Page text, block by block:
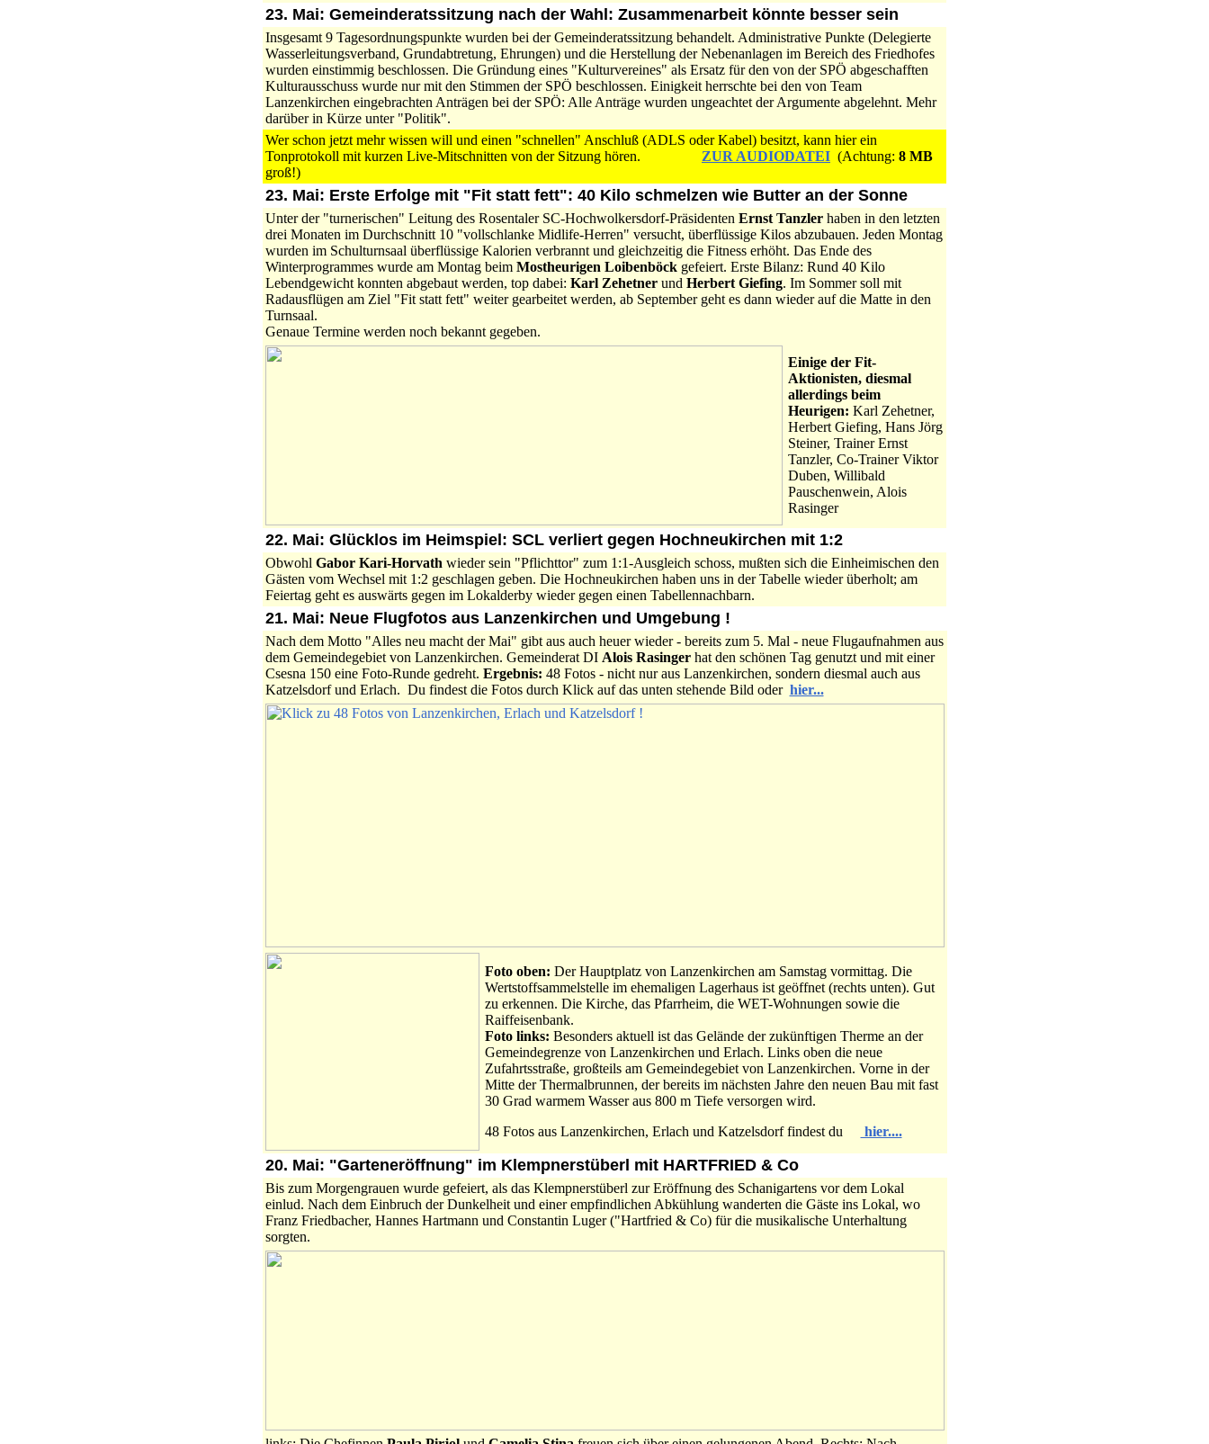
23. Mai: Gemeinderatssitzung nach der Wahl: Zusammenarbeit könnte besser sein
Insgesamt 9 Tagesordnungspunkte wurden bei der Gemeinderatssitzung behandelt. Administrative Punkte (Delegierte
Wasserleitungsverband, Grundabtretung, Ehrungen) und die Herstellung der Nebenanlagen im Bereich des Friedhofes
wurden einstimmig beschlossen. Die Gründung eines "Kulturvereines" als Ersatz für den von der SPÖ abgeschafften
Kulturausschuss wurde nur mit den Stimmen der SPÖ beschlossen. Einigkeit herrschte bei den von Team
Lanzenkirchen eingebrachten Anträgen bei der SPÖ: Alle Anträge wurden ungeachtet der Argumente abgelehnt. Mehr
darüber in Kürze unter "Politik".
Wer schon jetzt mehr wissen will und einen "schnellen" Anschluß (ADLS oder Kabel) besitzt, kann hier ein
Tonprotokoll mit kurzen Live-Mitschnitten von der Sitzung hören. ZUR AUDIODATEI (Achtung: 8 MB
groß!)
23. Mai: Erste Erfolge mit "Fit statt fett": 40 Kilo schmelzen wie Butter an der Sonne
Unter der "turnerischen" Leitung des Rosentaler SC-Hochwolkersdorf-Präsidenten Ernst Tanzler haben in den letzten
drei Monaten im Durchschnitt 10 "vollschlanke Midlife-Herren" versucht, überflüssige Kilos abzubauen. Jeden Montag
wurden im Schulturnsaal überflüssige Kalorien verbrannt und gleichzeitig die Fitness erhöht. Das Ende des
Winterprogrammes wurde am Montag beim Mostheurigen Loibenböck gefeiert. Erste Bilanz: Rund 40 Kilo
Lebendgewicht konnten abgebaut werden, top dabei: Karl Zehetner und Herbert Giefing. Im Sommer soll mit
Radausflügen am Ziel "Fit statt fett" weiter gearbeitet werden, ab September geht es dann wieder auf die Matte in den
Turnsaal.
Genaue Termine werden noch bekannt gegeben.
Einige der Fit-
Aktionisten, diesmal
allerdings beim
Heurigen: Karl Zehetner,
Herbert Giefing, Hans Jörg
Steiner, Trainer Ernst
Tanzler, Co-Trainer Viktor
Duben, Willibald
Pauschenwein, Alois
Rasinger
22. Mai: Glücklos im Heimspiel: SCL verliert gegen Hochneukirchen mit 1:2
Obwohl Gabor Kari-Horvath wieder sein "Pflichttor" zum 1:1-Ausgleich schoss, mußten sich die Einheimischen den
Gästen vom Wechsel mit 1:2 geschlagen geben. Die Hochneukirchen haben uns in der Tabelle wieder überholt; am
Feiertag geht es auswärts gegen im Lokalderby wieder gegen einen Tabellennachbarn.
21. Mai: Neue Flugfotos aus Lanzenkirchen und Umgebung !
Nach dem Motto "Alles neu macht der Mai" gibt aus auch heuer wieder - bereits zum 5. Mal - neue Flugaufnahmen aus
dem Gemeindegebiet von Lanzenkirchen. Gemeinderat DI Alois Rasingerhat den schönen Tag genutzt und mit einer
Csesna 150 eine Foto-Runde gedreht. Ergebnis: 48 Fotos - nicht nur aus Lanzenkirchen, sondern diesmal auch aus
Katzelsdorf und Erlach. Du findest die Fotos durch Klick auf das unten stehende Bild oder hier...
Foto oben: Der Hauptplatz von Lanzenkirchen am Samstag vormittag. Die
Wertstoffsammelstelle im ehemaligen Lagerhaus ist geöffnet (rechts unten). Gut
zu erkennen. Die Kirche, das Pfarrheim, die WET-Wohnungen sowie die
Raiffeisenbank.
Foto links: Besonders aktuell ist das Gelände der zukünftigen Therme an der
Gemeindegrenze von Lanzenkirchen und Erlach. Links oben die neue
Zufahrtsstraße, großteils am Gemeindegebiet von Lanzenkirchen. Vorne in der
Mitte der Thermalbrunnen, der bereits im nächsten Jahre den neuen Bau mit fast
30 Grad warmem Wasser aus 800 m Tiefe versorgen wird.
48 Fotos aus Lanzenkirchen, Erlach und Katzelsdorf findest du
hier....
20. Mai: "Garteneröffnung" im Klempnerstüberl mit HARTFRIED & Co
Bis zum Morgengrauen wurde gefeiert, als das Klempnerstüberl zur Eröffnung des Schanigartens vor dem Lokal
einlud. Nach dem Einbruch der Dunkelheit und einer empfindlichen Abkühlung wanderten die Gäste ins Lokal, wo
Franz Friedbacher, Hannes Hartmann und Constantin Luger ("Hartfried & Co) für die musikalische Unterhaltung
sorgten.